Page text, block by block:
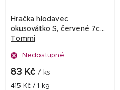
Hračka hlodavec
okusovátko S, červené 7cm
Tommi
Nedostupné
83 Kč / ks
Měrná
415 Kč / 1 kg